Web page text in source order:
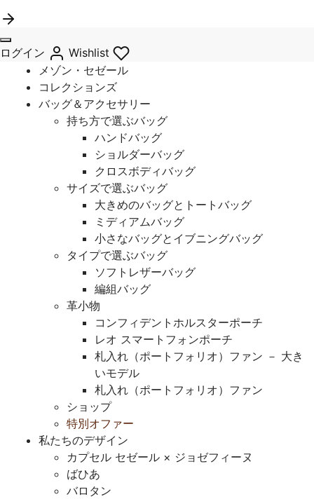
ログイン
Wishlist
メゾン・セゼール
コレクションズ
バッグ＆アクセサリー
持ち方で選ぶバッグ
ハンドバッグ
ショルダーバッグ
クロスボディバッグ
サイズで選ぶバッグ
大きめのバッグとトートバッグ
ミディアムバッグ
小さなバッグとイブニングバッグ
タイプで選ぶバッグ
ソフトレザーバッグ
編組バッグ
革小物
コンフィデントホルスターポーチ
レオ スマートフォンポーチ
札入れ（ポートフォリオ）ファン － 大き
いモデル
札入れ（ポートフォリオ）ファン
ショップ
特別オファー
私たちのデザイン
カプセル セゼール × ジョゼフィーヌ
ばひあ
バロタン